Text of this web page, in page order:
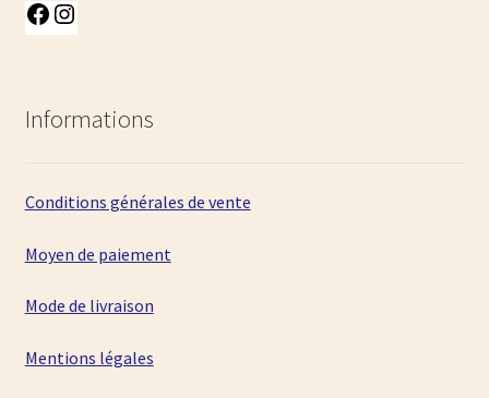
Facebook
Informations
Conditions générales de vente
Moyen de paiement
Mode de livraison
Mentions légales